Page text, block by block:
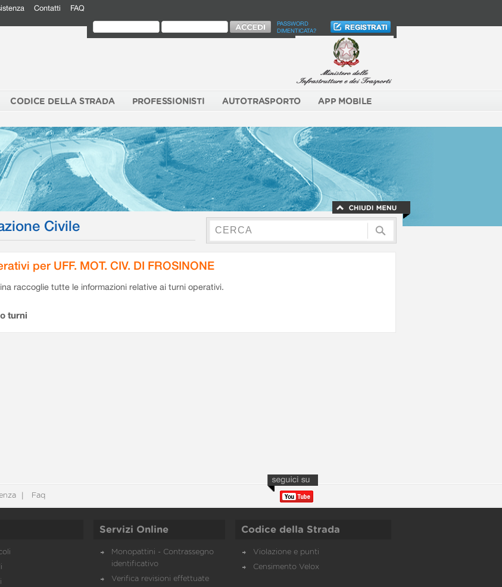
Contatti FAQ
PASSWORD
DIMENTICATA?
CODICE DELLA STRADA PROFESSIONISTI AUTOTRASPORTO APP MOBILE
Civile
per UFF. MOT. CIV. DI FROSINONE
raccoglie tutte le informazioni relative ai turni operativi.
turni
Faq
Servizi Online
Monopattini - Contrassegno
identificativo
Verifica revisioni effettuate
Codice della Strada
Violazione e punti
Censimento Velox